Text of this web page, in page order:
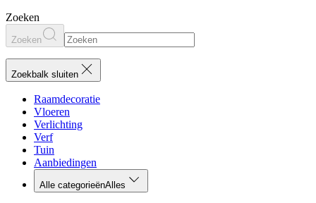
Zoeken
Zoeken
Zoekbalk sluiten
Raamdecoratie
Vloeren
Verlichting
Verf
Tuin
Aanbiedingen
Alle categorieënAlles